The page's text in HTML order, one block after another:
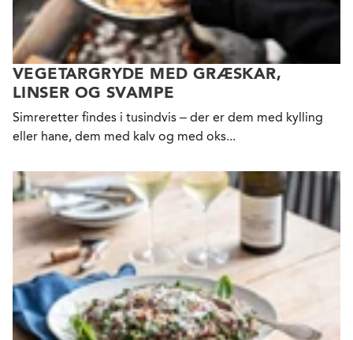
VEGETARGRYDE MED GRÆSKAR,
LINSER OG SVAMPE
Simreretter findes i tusindvis – der er dem med kylling
eller hane, dem med kalv og med oks...